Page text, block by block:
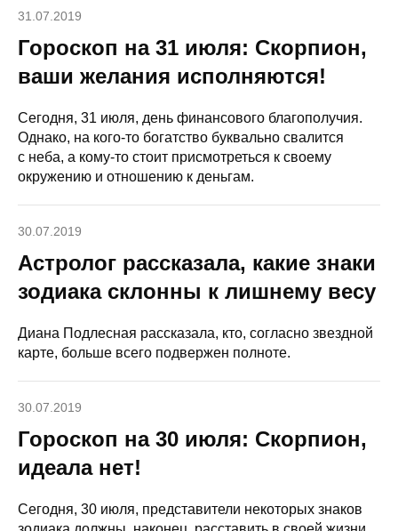
31.07.2019
Гороскоп на 31 июля: Скорпион,
ваши желания исполняются!
Сегодня, 31 июля, день финансового благополучия.
Однако, на кого-то богатство буквально свалится
с неба, а кому-то стоит присмотреться к своему
окружению и отношению к деньгам.
30.07.2019
Астролог рассказала, какие знаки
зодиака склонны к лишнему весу
Диана Подлесная рассказала, кто, согласно звездной
карте, больше всего подвержен полноте.
30.07.2019
Гороскоп на 30 июля: Скорпион,
идеала нет!
Сегодня, 30 июля, представители некоторых знаков